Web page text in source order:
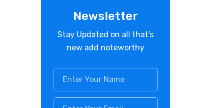
Newsletter
Stay Updated on all that's
new add noteworthy